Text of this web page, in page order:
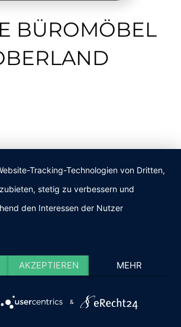
BÜROMÖBEL
Tracking-Technologien von Dritten,
stetig zu verbessern und
den Interessen der Nutzer
AKZEPTIEREN MEHR
&